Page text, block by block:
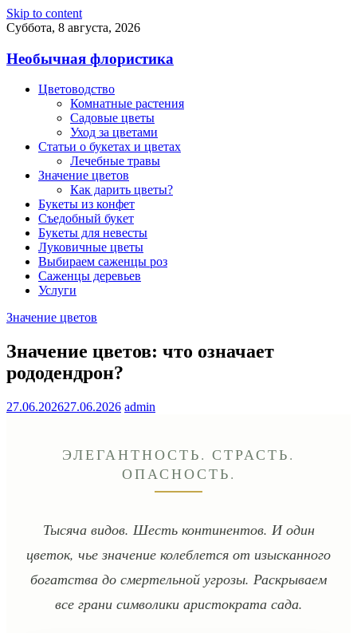
Skip to content
Суббота, 8 августа, 2026
Необычная флористика
Цветоводство
Комнатные растения
Садовые цветы
Уход за цветами
Статьи о букетах и цветах
Лечебные травы
Значение цветов
Как дарить цветы?
Букеты из конфет
Съедобный букет
Букеты для невесты
Луковичные цветы
Выбираем саженцы роз
Саженцы деревьев
Услуги
Значение цветов
Значение цветов: что означает
рододендрон?
27.06.202627.06.2026 admin
ЭЛЕГАНТНОСТЬ. СТРАСТЬ.
ОПАСНОСТЬ.
Тысяча видов. Шесть континентов. И один
цветок, чье значение колеблется от изысканного
богатства до смертельной угрозы. Раскрываем
все грани символики аристократа сада.